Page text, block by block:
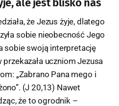
ale jest blisko nas
że Jezus żyje, dlatego
sobie nieobecność Jego
sobie swoją interpretację
uczniom Jezusa
„Zabrano Pana mego i
(J 20,13) Nawet
że to ogrodnik –